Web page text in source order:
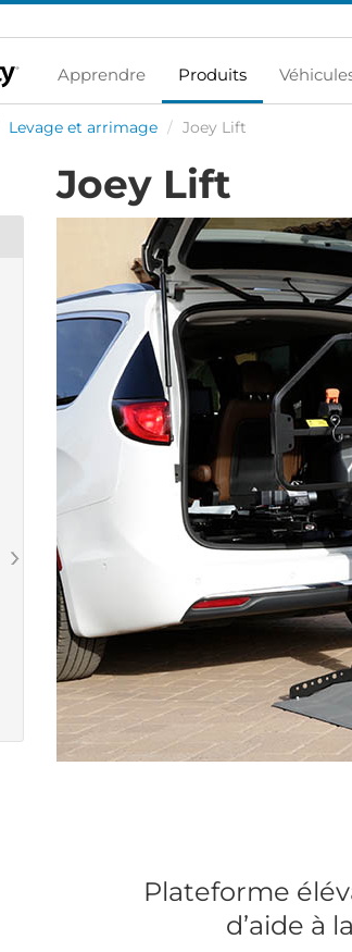
Apprendre Produits
Levage et arrimage / Joey Lift
Joey Lift
Plateforme
d’aide à